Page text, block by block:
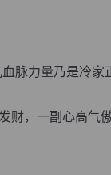
力量乃是冷家
，一副心高气